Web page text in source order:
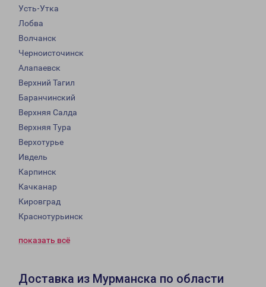
Усть-Утка
Лобва
Волчанск
Черноисточинск
Алапаевск
Верхний Тагил
Баранчинский
Верхняя Салда
Верхняя Тура
Верхотурье
Ивдель
Карпинск
Качканар
Кировград
Краснотурьинск
показать всё
Доставка из Мурманска по области